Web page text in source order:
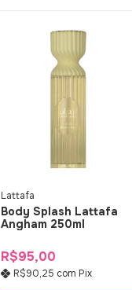
Lattafa
Body Splash Lattafa
Angham 250ml
R$95,00
R$90,25 com Pix